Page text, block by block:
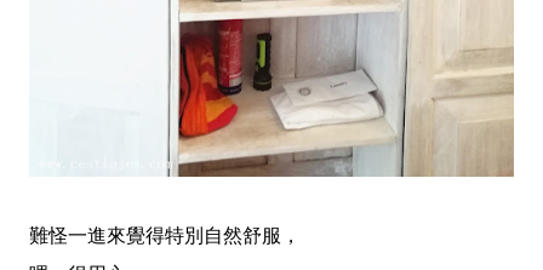
難怪一進來覺得特別自然舒服，